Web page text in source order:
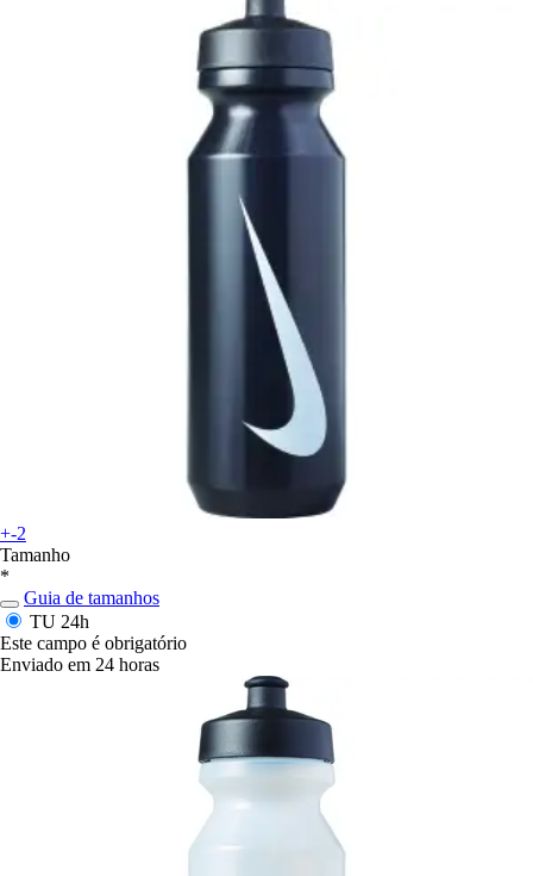
+-2
Tamanho
*
Guia de tamanhos
TU 24h
Este campo é obrigatório
Enviado em 24 horas